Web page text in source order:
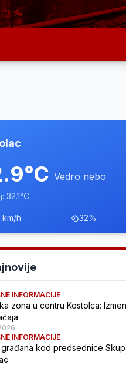
Vedro nebo
32.1°C
km/h 32%
INFORMACIJE
zona u centru Kostolca:
INFORMACIJE
građana kod predsednice